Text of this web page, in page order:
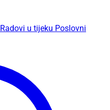
Radovi u tijeku Poslovni